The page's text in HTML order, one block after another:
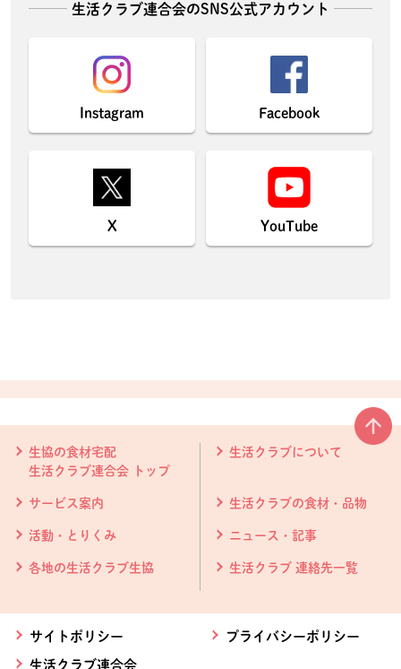
生活クラブ連合会のSNS公式アカウント
Instagram Facebook
X YouTube
生協の食材宅配
生活クラブ連合会 トップ
生活クラブについて
サービス案内 生活クラブの食材・品物
活動・とりくみ ニュース・記事
各地の生活クラブ生協 生活クラブ 連絡先一覧
サイトポリシー プライバシーポリシー
生活クラブ連合会